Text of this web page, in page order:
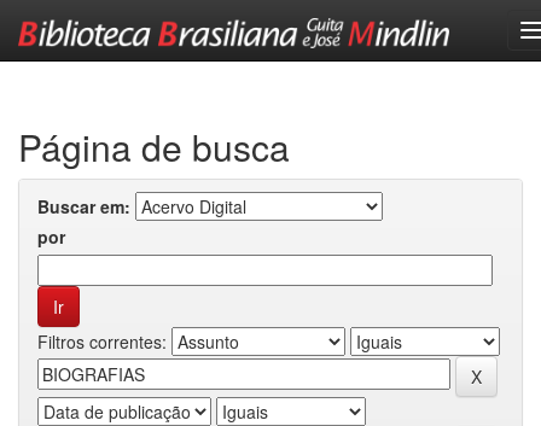
Página de busca
Buscar em:
por
Filtros correntes: